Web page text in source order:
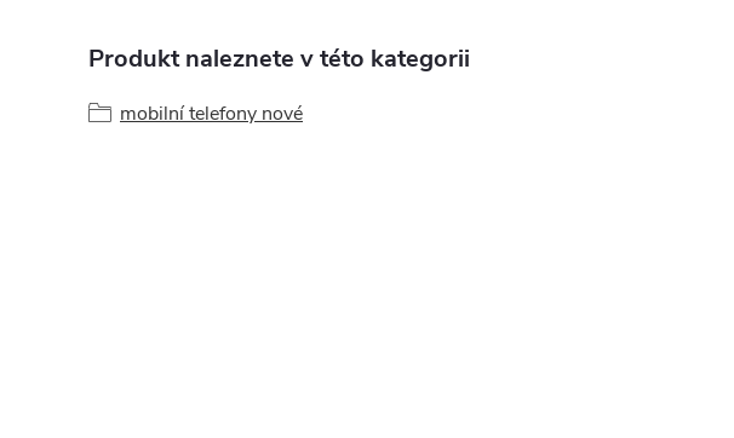
Produkt naleznete v této kategorii
mobilní telefony nové